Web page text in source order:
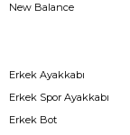
New Balance
Erkek Ayakkabı
Erkek Spor Ayakkabı
Erkek Bot